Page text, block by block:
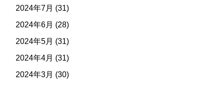
2024年7月 (31)
2024年6月 (28)
2024年5月 (31)
2024年4月 (31)
2024年3月 (30)